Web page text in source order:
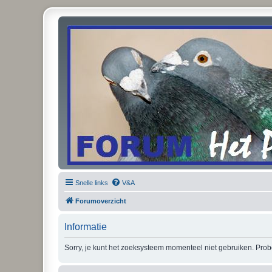
Snelle links V&A
Forumoverzicht
Informatie
Sorry, je kunt het zoeksysteem momenteel niet gebruiken.